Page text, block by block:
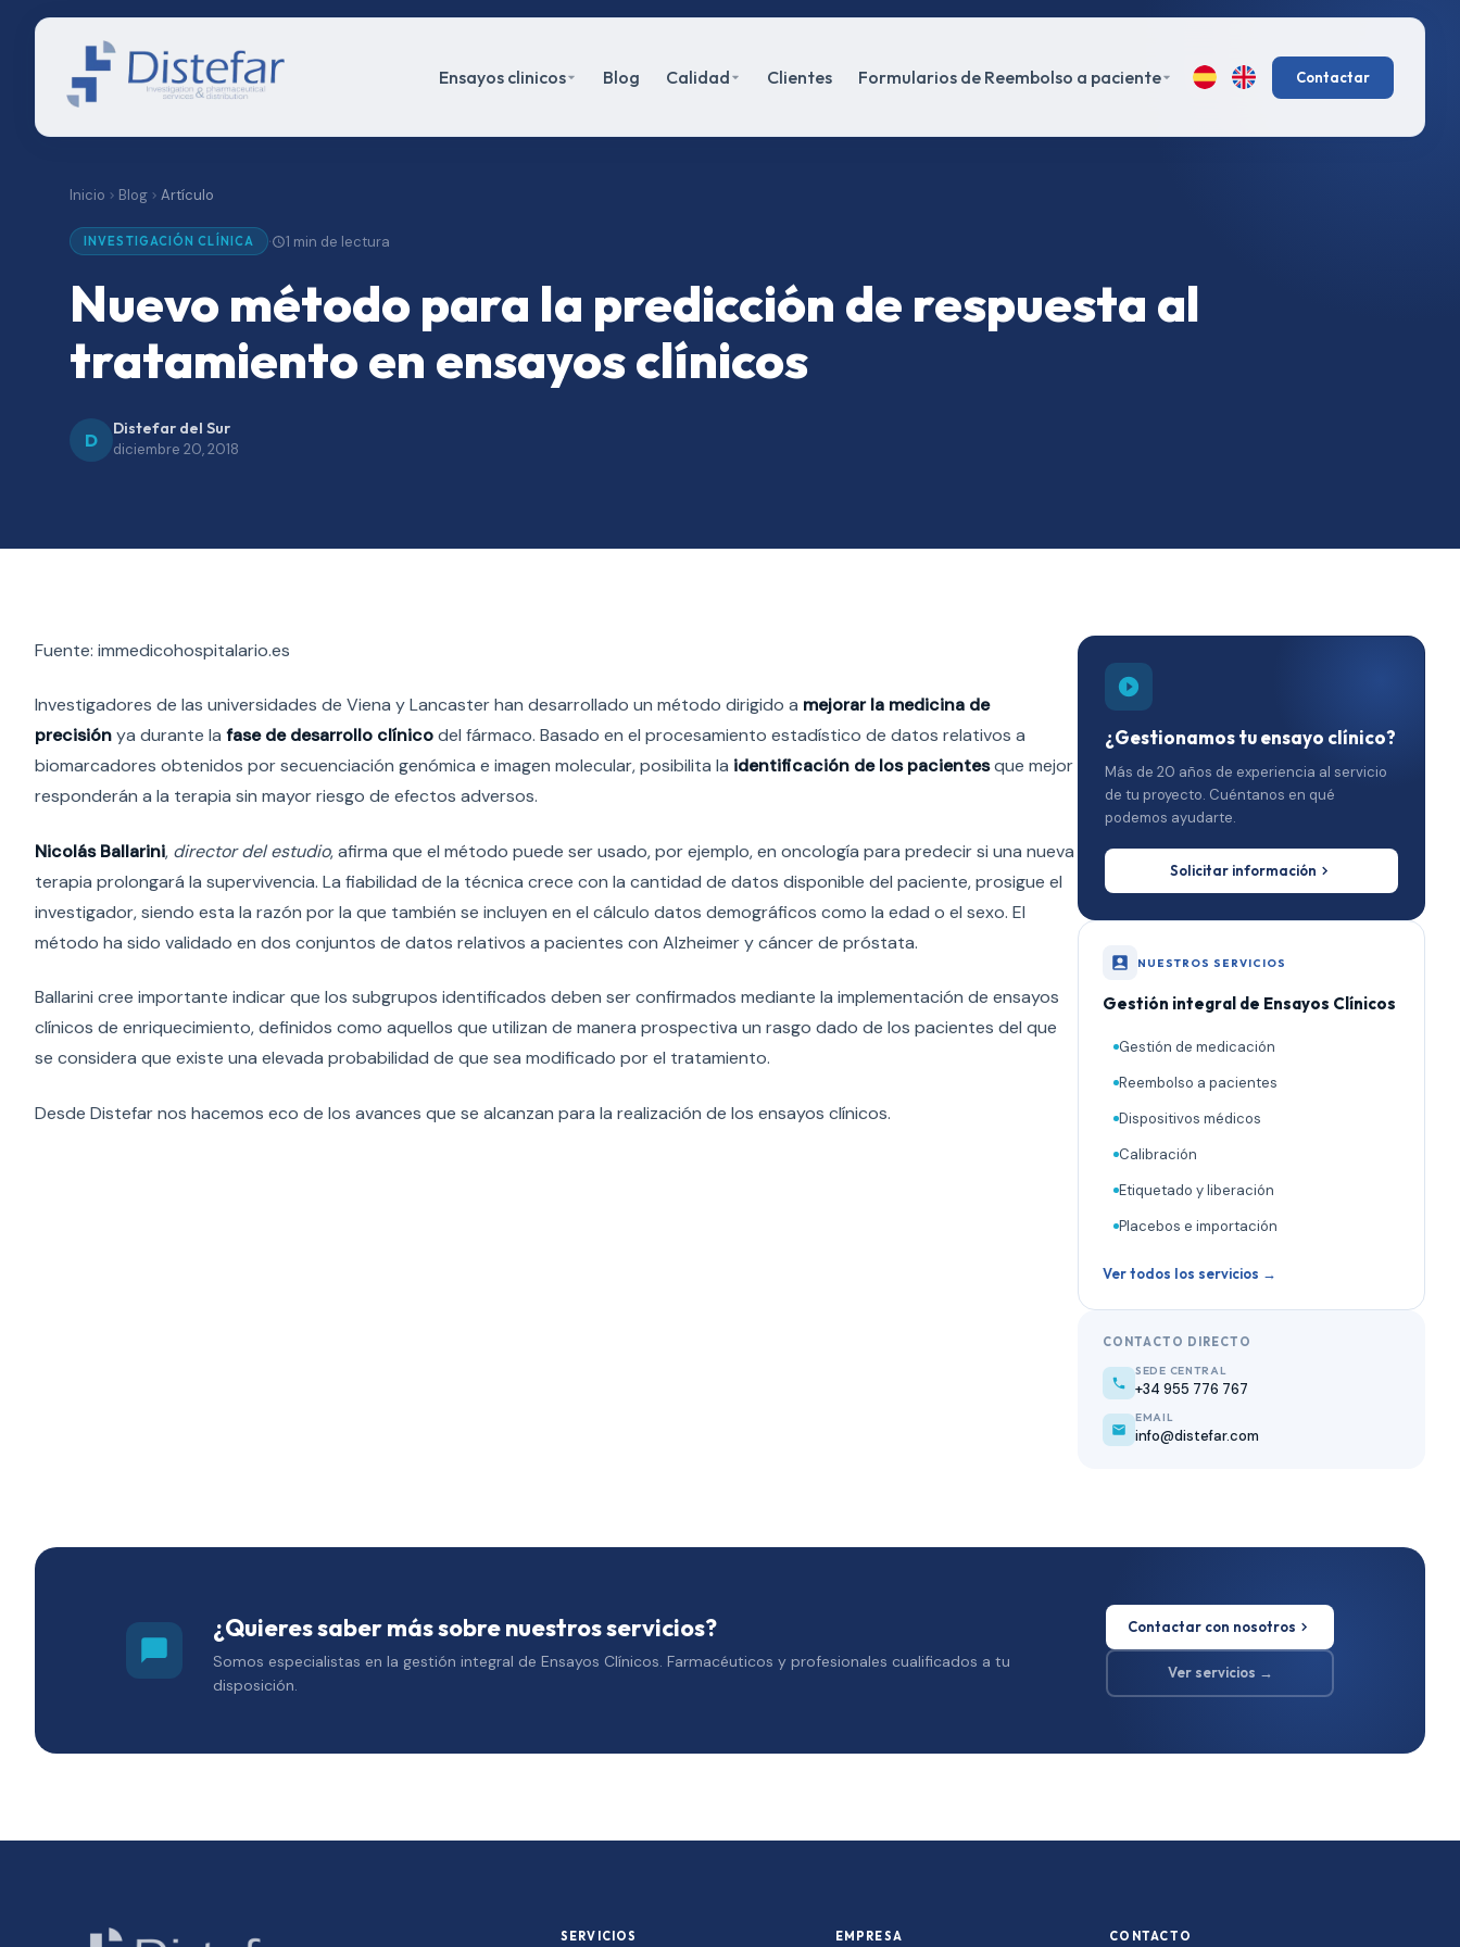
Ensayos clinicos Blog Calidad Clientes Formularios de Reembolso a paciente Contactar
Inicio Blog Artículo
INVESTIGACIÓN CLÍNICA · 1 min de lectura
Nuevo método para la predicción de respuesta al
tratamiento en ensayos clínicos
D
Distefar del Sur
diciembre 20, 2018
Fuente: immedicohospitalario.es
Investigadores de las universidades de Viena y Lancaster han desarrollado un método dirigido a mejorar la medicina de
precisiónya durante la fase de desarrollo clínicodel fármaco. Basado en el procesamiento estadístico de datos relativos a
biomarcadores obtenidos por secuenciación genómica e imagen molecular, posibilita la identificación de los pacientesque mejor
responderán a la terapia sin mayor riesgo de efectos adversos.
Nicolás Ballarini, director del estudio, afirma que el método puede ser usado, por ejemplo, en oncología para predecir si una nueva
terapia prolongará la supervivencia. La fiabilidad de la técnica crece con la cantidad de datos disponible del paciente, prosigue el
investigador, siendo esta la razón por la que también se incluyen en el cálculo datos demográficos como la edad o el sexo. El
método ha sido validado en dos conjuntos de datos relativos a pacientes con Alzheimer y cáncer de próstata.
Ballarini cree importante indicar que los subgrupos identificados deben ser confirmados mediante la implementación de ensayos
clínicos de enriquecimiento, definidos como aquellos que utilizan de manera prospectiva un rasgo dado de los pacientes del que
se considera que existe una elevada probabilidad de que sea modificado por el tratamiento.
Desde Distefar nos hacemos eco de los avances que se alcanzan para la realización de los ensayos clínicos.
¿Gestionamos tu ensayo clínico?
Más de 20 años de experiencia al servicio
de tu proyecto. Cuéntanos en qué
podemos ayudarte.
Solicitar información
NUESTROS SERVICIOS
Gestión integral de Ensayos Clínicos
Gestión de medicación
Reembolso a pacientes
Dispositivos médicos
Calibración
Etiquetado y liberación
Placebos e importación
Ver todos los servicios →
CONTACTO DIRECTO
SEDE CENTRAL
+34 955 776 767
EMAIL
info@distefar.com
¿Quieres saber más sobre nuestros servicios?
Somos especialistas en la gestión integral de Ensayos Clínicos. Farmacéuticos y profesionales cualificados a tu
disposición.
Contactar con nosotros
Ver servicios →
SERVICIOS EMPRESA CONTACTO